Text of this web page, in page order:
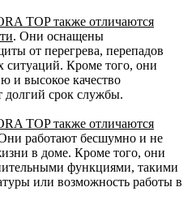
TOP также отличаются
. Они оснащены
от перегрева, перепадов
ситуаций. Кроме того, они
и высокое качество
долгий срок службы.
TOP также отличаются
работают бесшумно и не
в доме. Кроме того, они
функциями, такими
или возможность работы в